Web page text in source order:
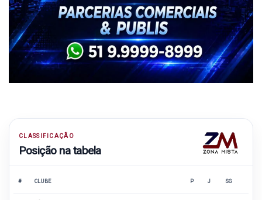
CLASSIFICAÇÃO
Posição na tabela
# CLUBE P J SG